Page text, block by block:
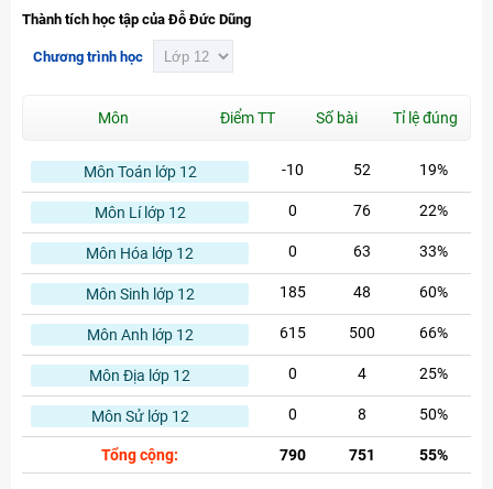
Thành tích học tập của Đỗ Đức Dũng
Chương trình học
Môn Điểm TT Số bài Tỉ lệ đúng
Môn Toán lớp 12 -10 52 19%
Môn Lí lớp 12 0 76 22%
Môn Hóa lớp 12 0 63 33%
Môn Sinh lớp 12 185 48 60%
Môn Anh lớp 12 615 500 66%
Môn Địa lớp 12 0 4 25%
Môn Sử lớp 12 0 8 50%
Tổng cộng: 790 751 55%